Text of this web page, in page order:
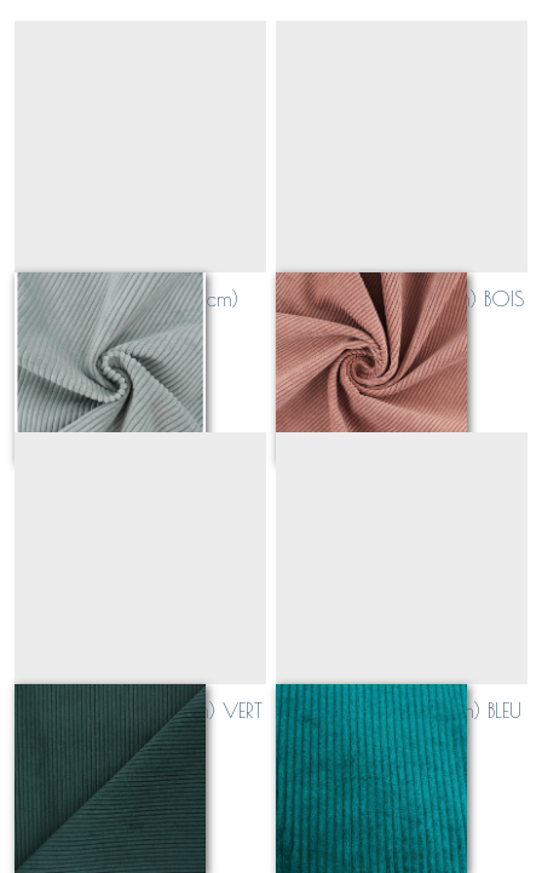
velours côtelé (0,5cm)
CELADON
Sur demande
velours côtelé (0,5cm) BOIS
DE ROSE
Sur demande
velours côtelé (0,5cm) VERT
SAPIN
Sur demande
velours côtelé (0,5cm) BLEU
VERT CANARD
Sur demande